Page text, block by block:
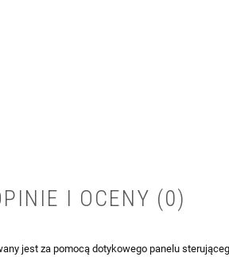
I OCENY (0)
jest za pomocą dotykowego panelu